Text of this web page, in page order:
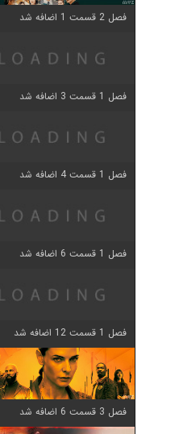
فصل 2 قسمت 1 اضافه شد
فصل 1 قسمت 3 اضافه شد
فصل 1 قسمت 4 اضافه شد
فصل 1 قسمت 6 اضافه شد
فصل 1 قسمت 12 اضافه شد
فصل 3 قسمت 6 اضافه شد